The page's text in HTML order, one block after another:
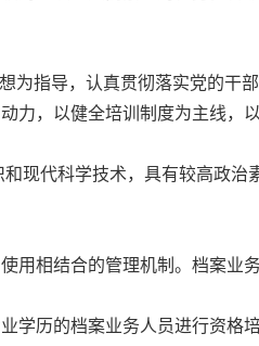
为指导，认真贯彻落实党的干
力，以健全培训制度为主线，
现代科学技术，具有较高政治
相结合的管理机制。档案业务
学历的档案业务人员进行资格